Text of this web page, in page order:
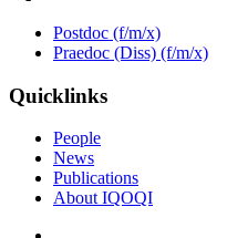
Postdoc (f/m/x)
Praedoc (Diss) (f/m/x)
Quicklinks
People
News
Publications
About IQOQI